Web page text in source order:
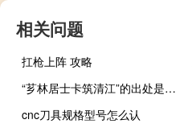
相关问题
扛枪上阵 攻略
“芗林居士卡筑清江”的出处是哪里
cnc刀具规格型号怎么认